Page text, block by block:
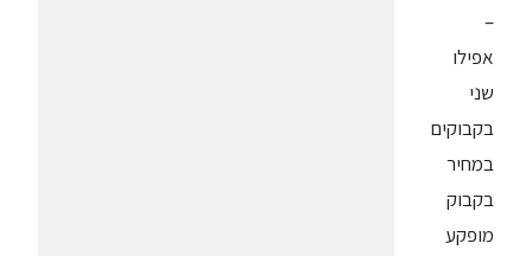
–
אפילו
שני
בקבוקים
במחיר
בקבוק
מופקע